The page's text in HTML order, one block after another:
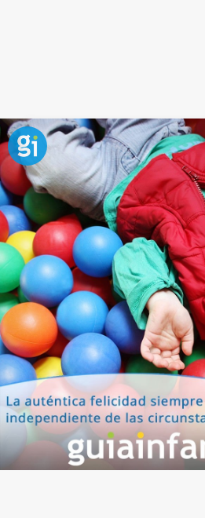
Frase sobre
para niños
“No es más rico quien más
necesita” dice el refrán. La
en el caso de la felicidad,
lograr ser más felices dando a
recibiendo. La
generosidades
podemos inculcar a los niños a
felicidad.